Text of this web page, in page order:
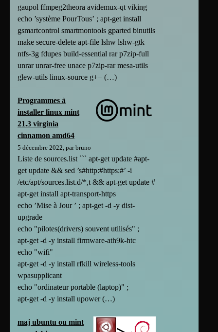
gaupol ffmpeg2theora avidemux-qt viking
echo ’système PourTous’ ; apt-get install
gsmartcontrol smartmontools gparted binutils
make secure-delete apt-file lshw lshw-gtk
ntfs-3g fdupes build-essential rar p7zip-full
unrar unrar-free unace p7zip-rar mesa-utils
glew-utils linux-source g++ (…)
Programmes à
installer linux mint
21.3 virginia
cinnamon amd64
5 décembre 2022, par bruno
Liste de sources.list ``` apt-get update #apt-
get update && sed ’s#http:#https:#’ -i
/etc/apt/sources.list.d/*,t && apt-get update #
apt-get install apt-transport-https
echo ’Mise à Jour ’ ; apt-get -d -y dist-
upgrade
echo "pilotes(drivers) souvent utilisés" ;
apt-get -d -y install firmware-ath9k-htc
echo "wifi"
apt-get -d -y install rfkill wireless-tools
wpasupplicant
echo "ordinateur portable (laptop)" ;
apt-get -d -y install upower (…)
maj ubuntu ou mint